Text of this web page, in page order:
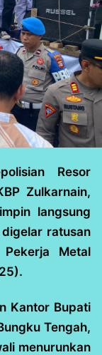
Resor
Zulkarnain,
langsung
ratusan
Metal
Kantor Bupati
Tengah,
menurunkan